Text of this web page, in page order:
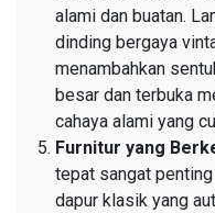
alami dan buatan.
dinding bergaya
menambahkan
besar dan terbuka
cahaya alami yang
Furnitur yang
tepat sangat
dapur klasik yang